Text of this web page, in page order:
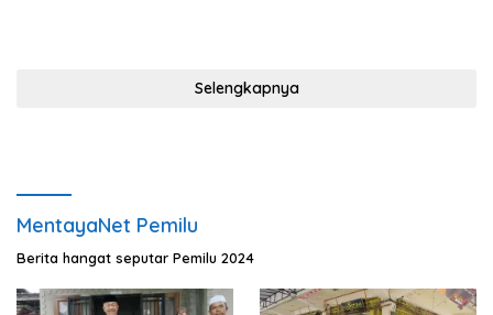
Selengkapnya
MentayaNet Pemilu
Berita hangat seputar Pemilu 2024